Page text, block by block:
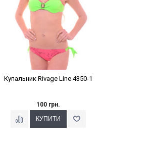
Купальник Rivage Line 4350-1
100 грн.